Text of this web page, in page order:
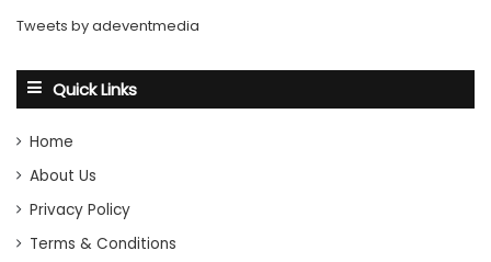
Tweets by adeventmedia
Quick Links
Home
About Us
Privacy Policy
Terms & Conditions